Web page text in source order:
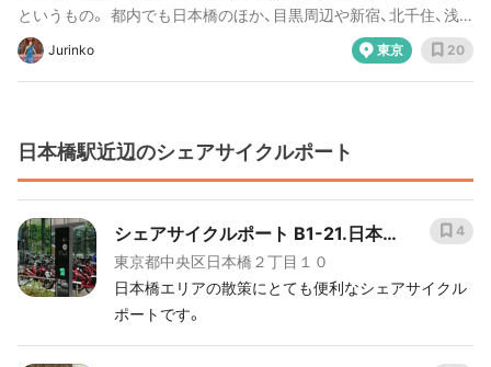
というもの。 都内でも日本橋のほか、目黒周辺や新宿、北千住、浅
草など様々なエリアで親しまれています。 これらは「七つの災難を
除き、七つの幸福を授かる」という共通のご利益があるとされ、すべ
ぜひ！ ▶︎所要時間の目安 約2時間
Jurinko 東京 20
日本橋駅近辺のシェアサイクルポート
シェアサイクルポート B1-21.日本
橋二丁目街角広場
東京都中央区日本橋２丁目１０
日本橋エリアの散策にとても便利なシェアサイクル
ポートです。
4